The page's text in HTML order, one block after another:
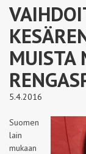
MUISTA
5.4.2016
Suomen
lain
mukaan